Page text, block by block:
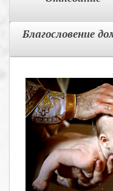
Благословение